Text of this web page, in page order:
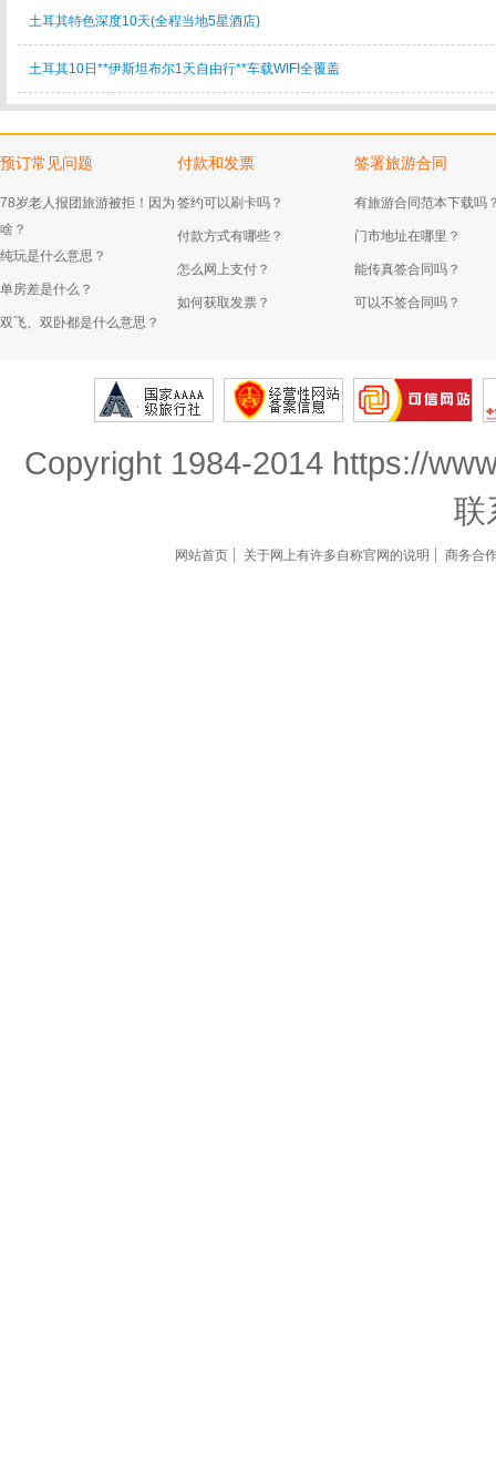
土耳其特色深度10天(全程当地5星酒店)
土耳其10日**伊斯坦布尔1天自由行**车载WIFI全覆盖
预订常见问题
78岁老人报团旅游被拒！因为
啥？
纯玩是什么意思？
单房差是什么？
双飞、双卧都是什么意思？
付款和发票
签约可以刷卡吗？
付款方式有哪些？
怎么网上支付？
如何获取发票？
签署旅游合同
有旅游合同范本下载吗
门市地址在哪里？
能传真签合同吗？
可以不签合同吗？
Copyright 1984-2014 https://
联
网站首页 关于网上有许多自称官网的说明 商务合